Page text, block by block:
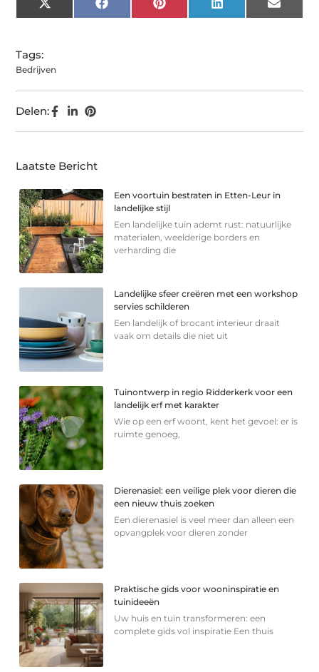
X
(Twitter)
Facebook Pinterest LinkedIn Email
Tags:
Bedrijven
Delen:
Laatste Bericht
Een voortuin bestraten in Etten-Leur in
landelijke stijl
Een landelijke tuin ademt rust: natuurlijke
materialen, weelderige borders en
verharding die
Landelijke sfeer creëren met een workshop
servies schilderen
Een landelijk of brocant interieur draait
vaak om details die niet uit
Tuinontwerp in regio Ridderkerk voor een
landelijk erf met karakter
Wie op een erf woont, kent het gevoel: er is
ruimte genoeg,
Dierenasiel: een veilige plek voor dieren die
een nieuw thuis zoeken
Een dierenasiel is veel meer dan alleen een
opvangplek voor dieren zonder
Praktische gids voor wooninspiratie en
tuinideeën
Uw huis en tuin transformeren: een
complete gids vol inspiratie Een thuis